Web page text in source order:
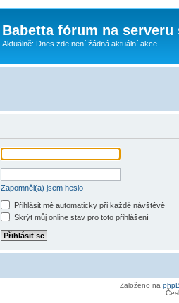
Babetta fórum na serveru
Aktuálně: Dnes zde není žádná aktuální akce...
Zapomněl(a) jsem heslo
Přihlásit mě automaticky při každé návštěvě
Skrýt můj online stav pro toto přihlášení
Založeno na